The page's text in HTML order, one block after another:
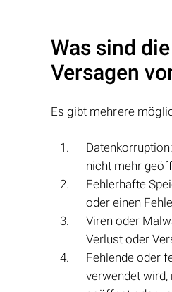
Was sind
Versagen
Es gibt mehrere
nicht mehr
Fehlerhafte
oder einen
Viren oder
Verlust oder
Fehlende oder
verwendet wird,